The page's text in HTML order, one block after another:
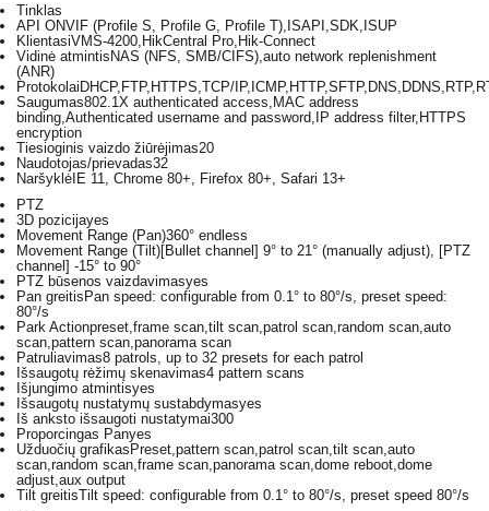
Tinklas
API ONVIF (Profile S, Profile G, Profile T),ISAPI,SDK,ISUP
KlientasiVMS-4200,HikCentral Pro,Hik-Connect
Vidinė atmintisNAS (NFS, SMB/CIFS),auto network replenishment
(ANR)
ProtokolaiDHCP,FTP,HTTPS,TCP/
Saugumas802.1X authenticated access,MAC address
binding,Authenticated username and password,IP address filter,HTTPS
encryption
Tiesioginis vaizdo žiūrėjimas20
Naudotojas/prievadas32
NaršyklėIE 11, Chrome 80+, Firefox 80+, Safari 13+
PTZ
3D pozicijayes
Movement Range (Pan)360° endless
Movement Range (Tilt)[Bullet channel] 9° to 21° (manually adjust), [PTZ
channel] -15° to 90°
PTZ būsenos vaizdavimasyes
Pan greitisPan speed: configurable from 0.1° to 80°/s, preset speed:
80°/s
Park Actionpreset,frame scan,tilt scan,patrol scan,random scan,auto
scan,pattern scan,panorama scan
Patruliavimas8 patrols, up to 32 presets for each patrol
Išsaugotų rėžimų skenavimas4 pattern scans
Išjungimo atmintisyes
Išsaugotų nustatymų sustabdymasyes
Iš anksto išsaugoti nustatymai300
Proporcingas Panyes
Užduočių grafikasPreset,pattern scan,patrol scan,tilt scan,auto
scan,random scan,frame scan,panorama scan,dome reboot,dome
adjust,aux output
Tilt greitisTilt speed: configurable from 0.1° to 80°/s, preset speed 80°/s